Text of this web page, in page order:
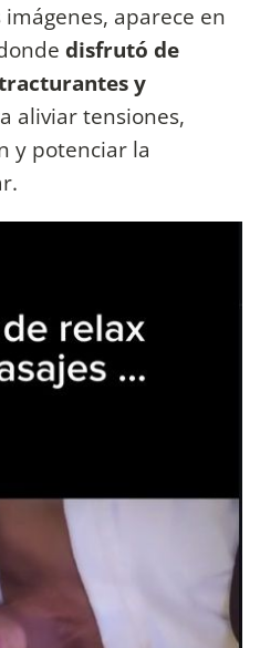
aparece en
disfrutó de
y
aliviar tensiones,
y potenciar la